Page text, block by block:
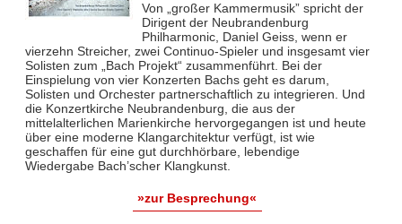
Von „großer Kammermusik” spricht der
Dirigent der Neubrandenburg
Philharmonic, Daniel Geiss, wenn er
vierzehn Streicher, zwei Continuo-Spieler und insgesamt vier
Solisten zum „Bach Projekt“ zusammenführt. Bei der
Einspielung von vier Konzerten Bachs geht es darum,
Solisten und Orchester partnerschaftlich zu integrieren. Und
die Konzertkirche Neubrandenburg, die aus der
mittelalterlichen Marienkirche hervorgegangen ist und heute
über eine moderne Klangarchitektur verfügt, ist wie
geschaffen für eine gut durchhörbare, lebendige
Wiedergabe Bach’scher Klangkunst.
»zur Besprechung«